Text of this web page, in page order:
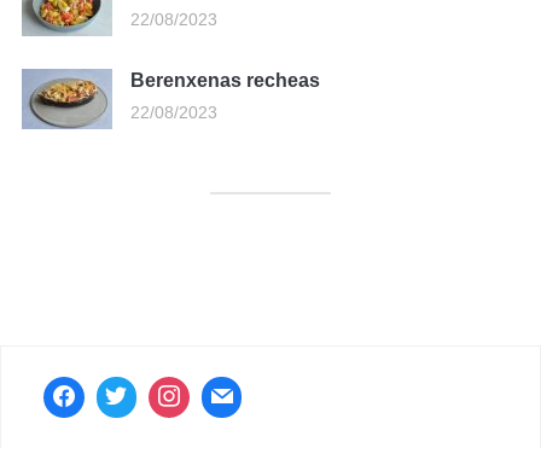
22/08/2023
Berenxenas recheas
22/08/2023